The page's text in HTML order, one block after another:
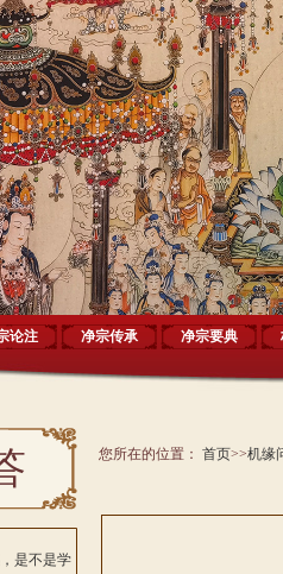
论注 净宗传承 净宗要典
是不是学
您所在的位置： 首页>>机缘